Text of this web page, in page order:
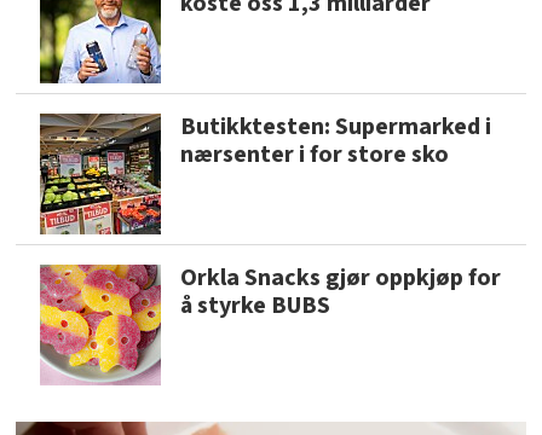
Butikktesten: Supermarked i
nærsenter i for store sko
Orkla Snacks gjør oppkjøp for
å styrke BUBS